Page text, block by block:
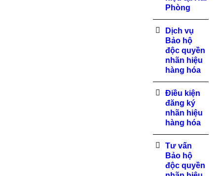
Phòng
Dịch vụ
Bảo hộ
độc quyền
nhãn hiệu
hàng hóa
Điều kiện
đăng ký
nhãn hiệu
hàng hóa
Tư vấn
Bảo hộ
độc quyền